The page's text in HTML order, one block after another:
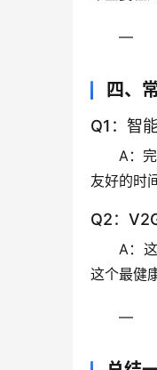
—
四、
Q1：智
A ：
友好的时
Q2：
A ：
这个最健
—